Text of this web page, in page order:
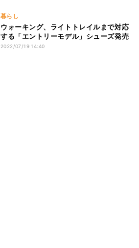
暮らし
ウォーキング、ライトトレイルまで対応
する「エントリーモデル」シューズ発売
2022/07/19 14:40